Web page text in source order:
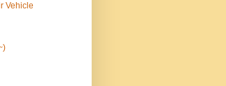
Vehicle